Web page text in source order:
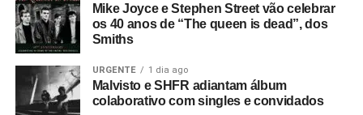
Mike Joyce e Stephen Street vão celebrar
os 40 anos de “The queen is dead”, dos
Smiths
URGENTE 1 dia ago
Malvisto e SHFR adiantam álbum
colaborativo com singles e convidados